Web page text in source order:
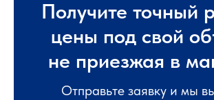
Получите точный
цены под свой
не приезжая в
Отправьте заявку и мы